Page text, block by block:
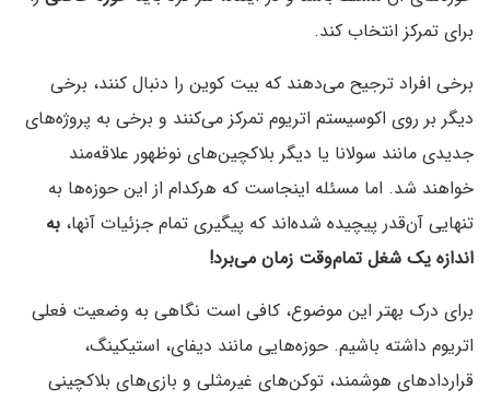
برای تمرکز انتخاب کند.
برخی افراد ترجیح می‌دهند که بیت کوین را دنبال کنند، برخی
دیگر بر روی اکوسیستم اتریوم تمرکز می‌کنند و برخی به پروژه‌های
جدیدی مانند سولانا یا دیگر بلاکچین‌های نوظهور علاقه‌مند
خواهند شد. اما مسئله اینجاست که هرکدام از این حوزه‌ها به
تنهایی آن‌قدر پیچیده شده‌اند که پیگیری تمام جزئیات آنها، به
اندازه یک شغل تمام‌وقت زمان می‌برد!
برای درک بهتر این موضوع، کافی است نگاهی به وضعیت فعلی
اتریوم داشته باشیم. حوزه‌هایی مانند دیفای، استیکینگ،
قراردادهای هوشمند، توکن‌های غیرمثلی و بازی‌های بلاکچینی